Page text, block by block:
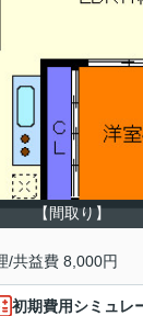
【間取り】
共益費 8,000円
初期費用シミュレ